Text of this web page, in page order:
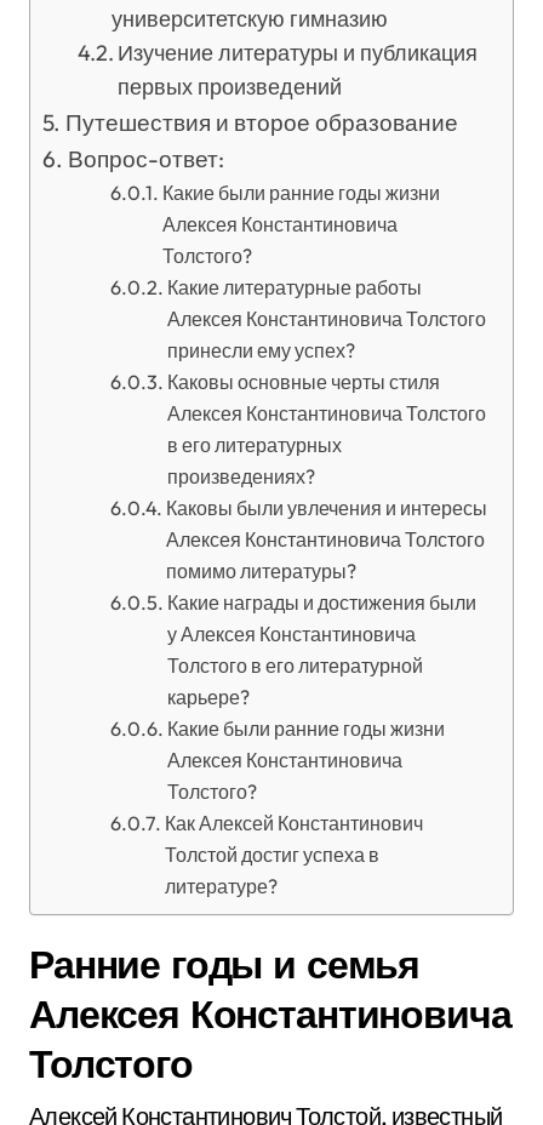
университетскую гимназию
Изучение литературы и публикация
первых произведений
Путешествия и второе образование
Вопрос-ответ:
Какие были ранние годы жизни
Алексея Константиновича
Толстого?
Какие литературные работы
Алексея Константиновича Толстого
принесли ему успех?
Каковы основные черты стиля
Алексея Константиновича Толстого
в его литературных
произведениях?
Каковы были увлечения и интересы
Алексея Константиновича Толстого
помимо литературы?
Какие награды и достижения были
у Алексея Константиновича
Толстого в его литературной
карьере?
Какие были ранние годы жизни
Алексея Константиновича
Толстого?
Как Алексей Константинович
Толстой достиг успеха в
литературе?
Ранние годы и семья
Алексея Константиновича
Толстого
Алексей Константинович Толстой, известный